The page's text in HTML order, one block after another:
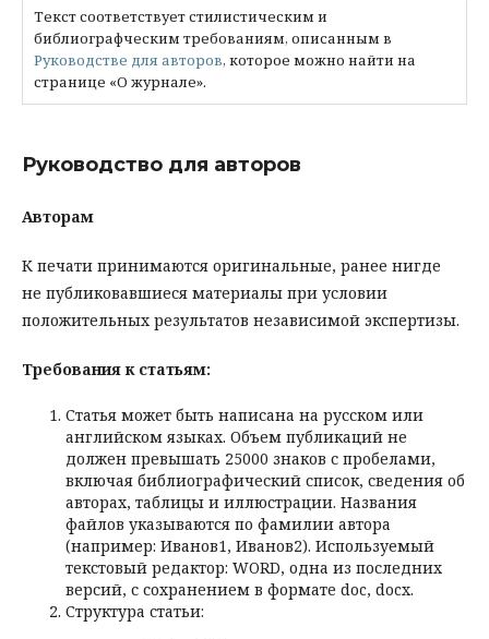
Текст соответствует стилистическим и
библиографческим требованиям, описанным в
Руководстве для авторов, которое можно найти на
странице «О журнале».
Руководство для авторов
Авторам
К печати принимаются оригинальные, ранее нигде
не публиковавшиеся материалы при условии
положительных результатов независимой экспертизы.
Требования к статьям:
Статья может быть написана на русском или
английском языках. Объем публикаций не
должен превышать 25000 знаков с пробелами,
включая библиографический список, сведения об
авторах, таблицы и иллюстрации. Названия
файлов указываются по фамилии автора
(например: Иванов1, Иванов2). Используемый
текстовый редактор: WORD, одна из последних
версий, с сохранением в формате doc, docx.
Структура статьи: